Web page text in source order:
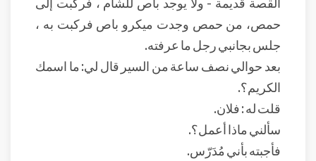
حمص، من حمص وجدت ميكرو باص فركبت به ،
جلس بجانبي رجل ما عرفته.
بعد حوالي نصف ساعة من السير قال لي: ما اسمك
الكريم؟.
قلت له : فلان.
سألني ماذا أعمل؟.
فأجبته بأني مُدَرّس.